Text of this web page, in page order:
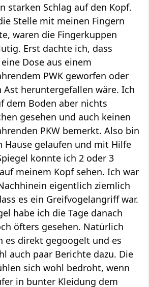
starken Schlag auf den Kopf.
Stelle mit meinen Fingern
waren die Fingerkuppen
Erst dachte ich, dass
Dose aus einem
PWK geworfen oder
Ast heruntergefallen wäre. Ich
dem Boden aber nichts
gesehen und auch keinen
PKW bemerkt. Also bin
Hause gelaufen und mit Hilfe
konnte ich 2 oder 3
meinem Kopf sehen. Ich war
eigentlich ziemlich
es ein Greifvogelangriff war.
habe ich die Tage danach
öfters gesehen. Natürlich
es direkt gegoogelt und es
auch paar Berichte dazu. Die
sich wohl bedroht, wenn
in bunter Kleidung dem